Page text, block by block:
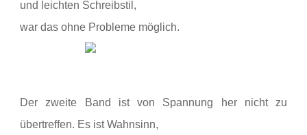
und leichten Schreibstil,
war das ohne Probleme möglich.
Der zweite Band ist von Spannung her nicht zu
übertreffen. Es ist Wahnsinn,